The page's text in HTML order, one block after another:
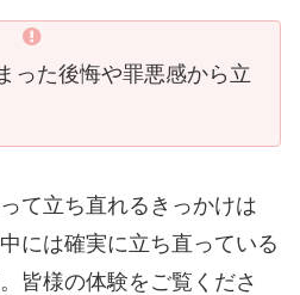
った後悔や罪悪感から立
て立ち直れるきっかけは
には確実に立ち直っている
皆様の体験をご覧くださ